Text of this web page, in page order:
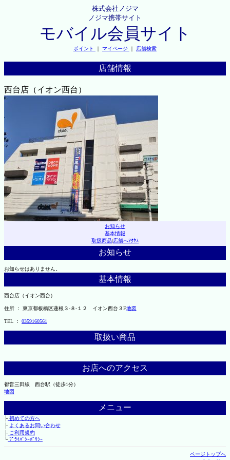
株式会社ノジマ
ノジマ携帯サイト
モバイル会員サイト
ポイント ｜ マイページ ｜ 店舗検索
店舗情報
西台店（イオン西台）
お知らせ
基本情報
取扱商品|店舗へｱｸｾｽ
お知らせ
お知らせはありません。
基本情報
西台店（イオン西台）
住所 ： 東京都板橋区蓮根３-８-１２ イオン西台３F地図
TEL ： 0359160561
取扱い商品
お店へのアクセス
都営三田線 西台駅（徒歩1分）
地図
メニュー
├初めての方へ
├ よくあるお問い合わせ
├ご利用規約
└ﾌﾟﾗｲﾊﾞｼｰﾎﾟﾘｼｰ
ページトップへ